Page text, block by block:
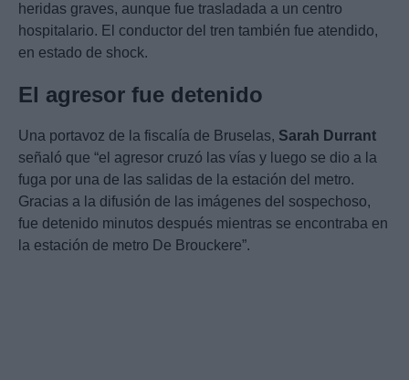
heridas graves, aunque fue trasladada a un centro
hospitalario. El conductor del tren también fue atendido,
en estado de shock.
El agresor fue detenido
Una portavoz de la fiscalía de Bruselas, Sarah Durrant
señaló que “el agresor cruzó las vías y luego se dio a la
fuga por una de las salidas de la estación del metro.
Gracias a la difusión de las imágenes del sospechoso,
fue detenido minutos después mientras se encontraba en
la estación de metro De Brouckere”.